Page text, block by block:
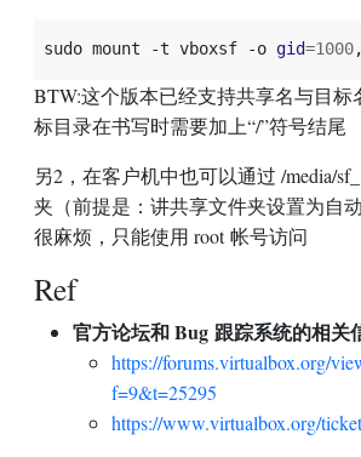
sudo mount -t vboxsf -o gid=1000
BTW:这个版本已经支持共享名与目标
标目录在书写时需要加上“/”符号结尾
另2，在客户机中也可以通过 /media/
夹（前提是：讲共享文件夹设置为自
很麻烦，只能使用 root 帐号访问
Ref
官方论坛和 Bug 跟踪系统的相关
https://forums.virtualbox.org/
f=9&t=25295
https://www.virtualbox.org/